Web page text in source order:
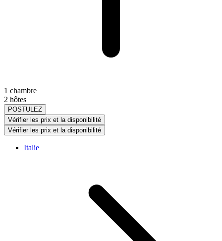
1 chambre
2 hôtes
POSTULEZ
Vérifier les prix et la disponibilité
Vérifier les prix et la disponibilité
Italie